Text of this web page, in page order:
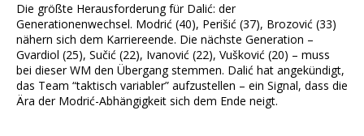
Die größte Herausforderung für Dalić: der
Generationenwechsel. Modrić (40), Perišić (37), Brozović (33)
nähern sich dem Karriereende. Die nächste Generation –
Gvardiol (25), Sučić (22), Ivanović (22), Vušković (20) – muss
bei dieser WM den Übergang stemmen. Dalić hat angekündigt,
das Team “taktisch variabler” aufzustellen – ein Signal, dass die
Ära der Modrić-Abhängigkeit sich dem Ende neigt.